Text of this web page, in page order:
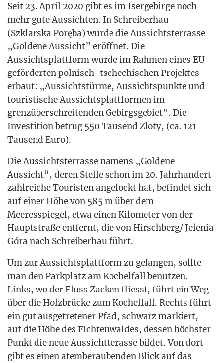
Seit 23. April 2020 gibt es im Iser­ge­bir­ge noch
mehr gute Aus­sich­ten. In Schrei­ber­hau
(Szklars­ka Porę­ba) wur­de die Aus­sichts­ter­ras­se
„Gol­de­ne Aus­sicht” eröff­net. Die
Aus­sichts­platt­form wur­de im Rah­men eines EU-
geför­der­ten pol­nisch-tsche­chi­schen Pro­jek­tes
erbaut: „Aus­sichts­tür­me, Aus­sichts­punk­te und
tou­ris­ti­sche Aus­sichts­platt­for­men im
grenz­über­schrei­ten­den Gebirgs­ge­biet”. Die
Inves­ti­ti­on betrug 550 Tau­send Zlo­ty, (ca. 121
Tau­send Euro).
Die Aus­sichts­ter­ras­se namens „Gol­de­ne
Aus­sicht“, deren Stel­le schon im 20. Jahr­hun­dert
zahl­rei­che Tou­ris­ten ange­lockt hat, befin­det sich
auf einer Höhe von 585 m über dem
Mee­res­spie­gel, etwa einen Kilo­me­ter von der
Haupt­stra­ße ent­fernt, die von Hirschberg/ Jele­nia
Góra nach Schrei­ber­hau führt.
Um zur Aus­sichts­platt­form zu gelan­gen, soll­te
man den Park­platz am Kochel­fall benut­zen.
Links, wo der Fluss Zacken fliesst, führt ein Weg
über die Holz­brü­cke zum Kochel­fall. Rechts führt
ein gut aus­ge­tre­te­ner Pfad, schwarz mar­kiert,
auf die Höhe des Fich­ten­wal­des, des­sen höchs­ter
Punkt die neue Aus­sicht­ter­as­se bil­det. Von dort
gibt es einen atem­be­rau­ben­den Blick auf das